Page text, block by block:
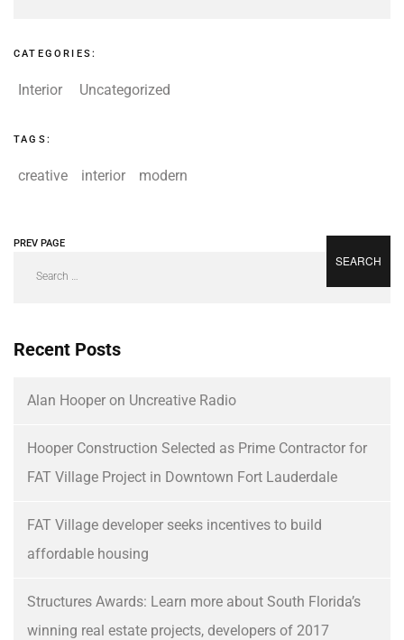
CATEGORIES:
Interior Uncategorized
TAGS:
creative interior modern
PREV PAGE
Recent Posts
Alan Hooper on Uncreative Radio
Hooper Construction Selected as Prime Contractor for
FAT Village Project in Downtown Fort Lauderdale
FAT Village developer seeks incentives to build
affordable housing
Structures Awards: Learn more about South Florida’s
winning real estate projects, developers of 2017